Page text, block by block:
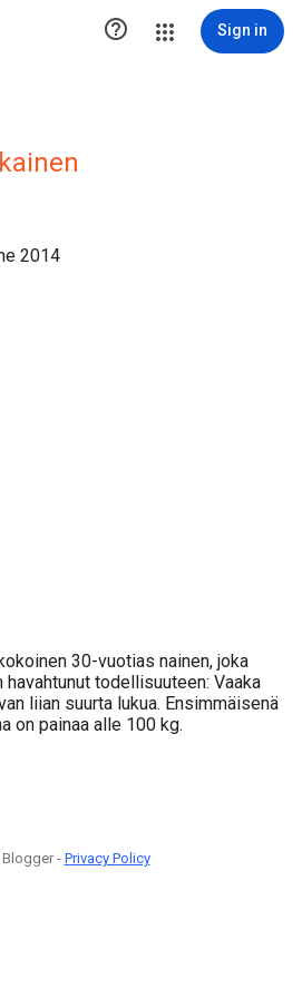
 Sign in
2014
30-vuotias nainen, joka
havahtunut todellisuuteen: Vaaka
liian suurta lukua. Ensimmäisenä
on painaa alle 100 kg.
-Privacy Policy